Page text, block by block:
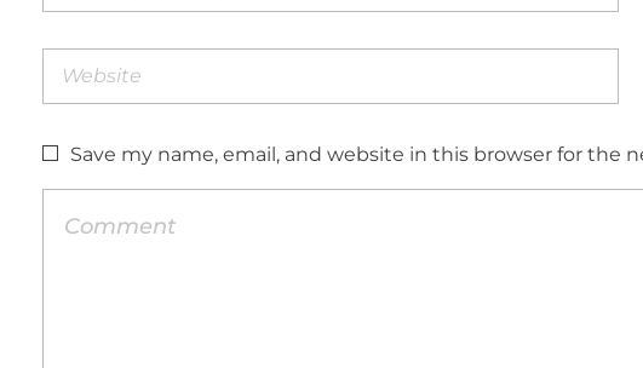
Save my name, email, and website in this browser for the